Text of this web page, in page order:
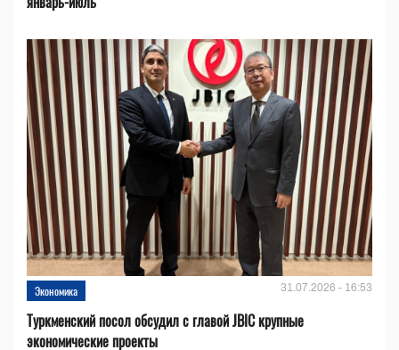
Экономика 31.07.2026 - 16:53
Туркменский посол обсудил с главой JBIC крупные
экономические проекты